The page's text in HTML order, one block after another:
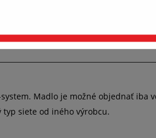
Madlo je možné objednať iba
siete od iného výrobcu.